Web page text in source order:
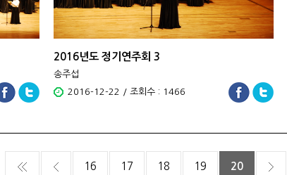
2016년도 정기연주회 3
송주섭
2016-12-22 / 조회수 : 1466
16 17 18 19 20